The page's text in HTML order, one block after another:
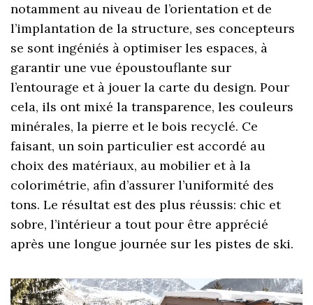
notamment au niveau de l’orientation et de
l’implantation de la structure, ses concepteurs
se sont ingéniés à optimiser les espaces, à
garantir une vue époustouflante sur
l’entourage et à jouer la carte du design. Pour
cela, ils ont mixé la transparence, les couleurs
minérales, la pierre et le bois recyclé. Ce
faisant, un soin particulier est accordé au
choix des matériaux, au mobilier et à la
colorimétrie, afin d’assurer l’uniformité des
tons. Le résultat est des plus réussis: chic et
sobre, l’intérieur a tout pour être apprécié
après une longue journée sur les pistes de ski.